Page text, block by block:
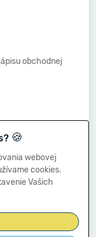
obchodnej
🍪
webovej
cookies.
Vašich